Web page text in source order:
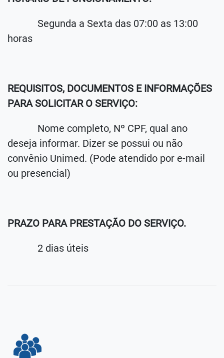
Segunda a Sexta das 07:00 as 13:00
horas
REQUISITOS, DOCUMENTOS E INFORMAÇÕES
PARA SOLICITAR O SERVIÇO:
Nome completo, Nº CPF, qual ano
deseja informar. Dizer se possui ou não
convênio Unimed. (Pode atendido por e-mail
ou presencial)
PRAZO PARA PRESTAÇÃO DO SERVIÇO.
2 dias úteis